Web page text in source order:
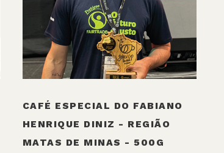
CAFÉ ESPECIAL DO FABIANO
HENRIQUE DINIZ - REGIÃO
MATAS DE MINAS - 500G